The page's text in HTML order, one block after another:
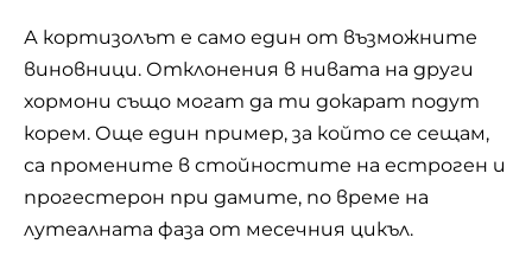
А кортизолът е само един от възможните
виновници. Отклонения в нивата на други
хормони също могат да ти докарат подут
корем. Още един пример, за който се сещам,
са промените в стойностите на естроген и
прогестерон при дамите, по време на
лутеалната фаза от месечния цикъл.